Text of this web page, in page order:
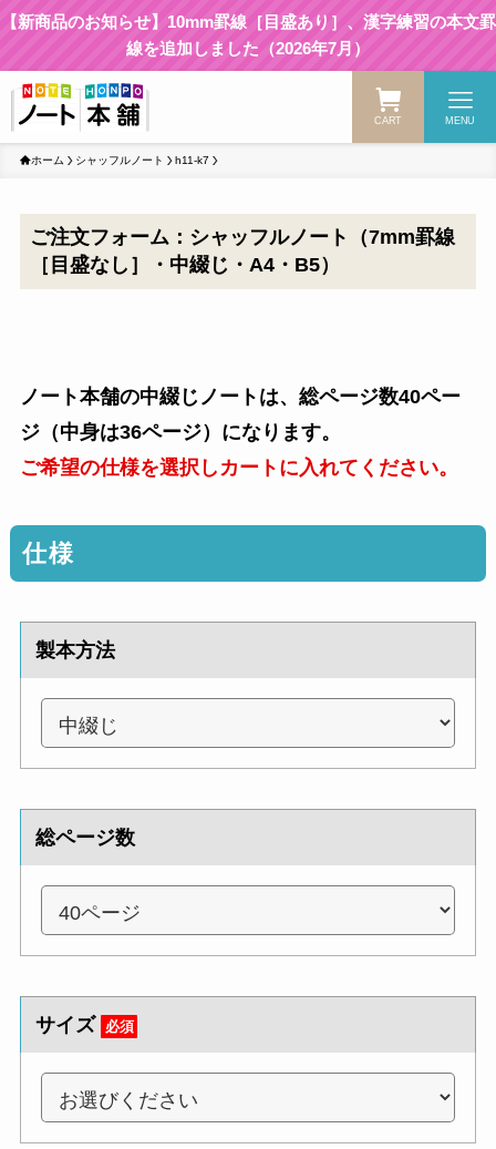
【新商品のお知らせ】10mm罫線［目盛あり］、漢字練習の本文罫
線を追加しました（2026年7月）
CART MENU
ホーム シャッフルノート h11-k7
ご注文フォーム：シャッフルノート（7mm罫線
［目盛なし］・中綴じ・A4・B5）
ノート本舗の中綴じノートは、総ページ数40ペー
ジ（中身は36ページ）になります。
ご希望の仕様を選択しカートに入れてください。
仕様
製本方法
総ページ数
サイズ 必須